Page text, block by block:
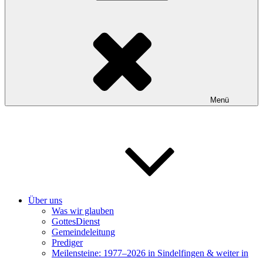
Menü
Über uns
Was wir glauben
GottesDienst
Gemeindeleitung
Prediger
Meilensteine: 1977–2026 in Sindelfingen & weiter in